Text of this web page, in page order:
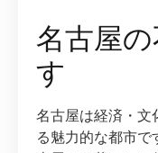
名古屋
す
名古屋は経済・文
る魅力的な都市で